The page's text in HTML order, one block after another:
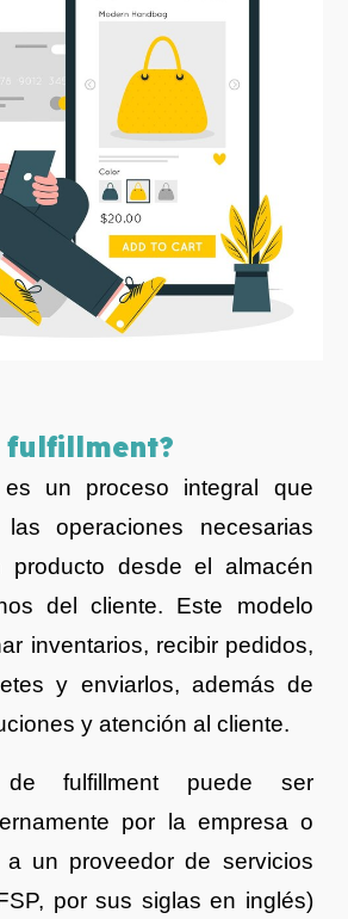
fulfillment?
un proceso integral que
operaciones necesarias
producto desde el almacén
del cliente. Este modelo
inventarios, recibir pedidos,
y enviarlos, además de
y atención al cliente.
fulfillment puede ser
por la empresa o
a un proveedor de servicios
por sus siglas en inglés)